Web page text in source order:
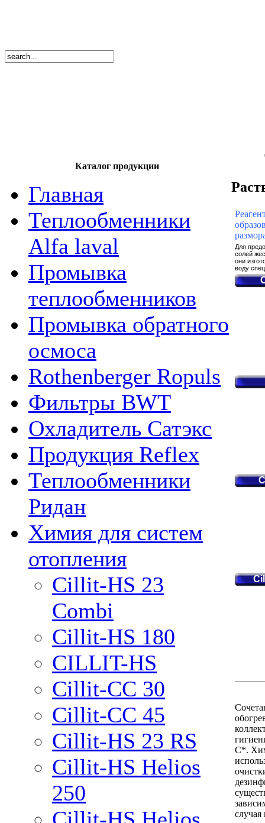
Каталог продукции
Главная
Теплообменники
Alfa laval
Промывка
теплообменников
Промывка обратного
осмоса
Rothenberger Ropuls
Фильтры BWT
Охладитель Сатэкс
Продукция Reflex
Теплообменники
Ридан
Химия для систем
отопления
Cillit-HS 23
Combi
Cillit-HS 180
CILLIT-HS
Cillit-CC 30
Cillit-CC 45
Cillit-HS 23 RS
Cillit-HS Helios
250
Для
солей
они
воду
С*.